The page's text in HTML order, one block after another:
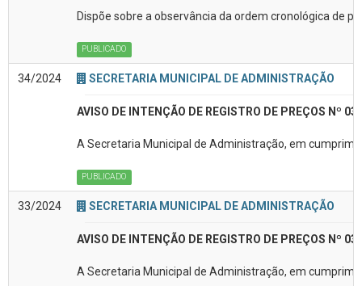
Dispõe sobre a observância da ordem cronológica de
PUBLICADO
34/2024 SECRETARIA MUNICIPAL DE ADMINISTRAÇÃO
AVISO DE INTENÇÃO DE REGISTRO DE PREÇOS Nº
A Secretaria Municipal de Administração, em
PUBLICADO
33/2024 SECRETARIA MUNICIPAL DE ADMINISTRAÇÃO
AVISO DE INTENÇÃO DE REGISTRO DE PREÇOS Nº
A Secretaria Municipal de Administração, em